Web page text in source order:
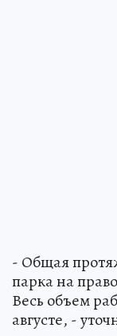
- Общая
парка на
Весь объем
августе, -